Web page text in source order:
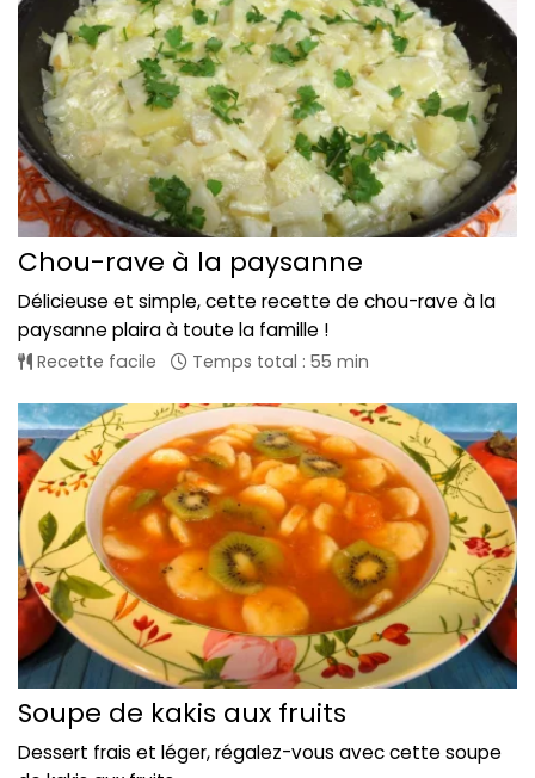
Chou-rave à la paysanne
Délicieuse et simple, cette recette de chou-rave à la
paysanne plaira à toute la famille !
Recette facile Temps total : 55 min
Soupe de kakis aux fruits
Dessert frais et léger, régalez-vous avec cette soupe